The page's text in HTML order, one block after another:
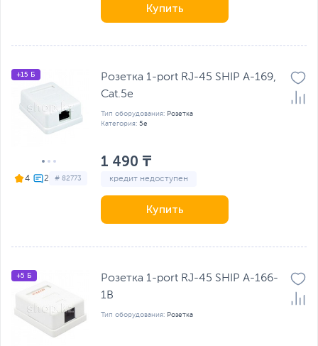
Купить
4 # 82773
+15 Б
Розетка 1-port RJ-45 SHIP A-169,
Cat.5e
Тип оборудования: Розетка
Категория: 5e
1 490 ₸
кредит недоступен
Купить
+5 Б
Розетка 1-port RJ-45 SHIP A-166-
1B
Тип оборудования: Розетка